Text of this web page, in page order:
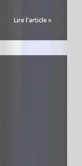
Lire l'article